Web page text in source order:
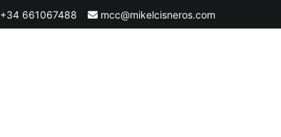
+34 661067488 mcc@mikelcisneros.com